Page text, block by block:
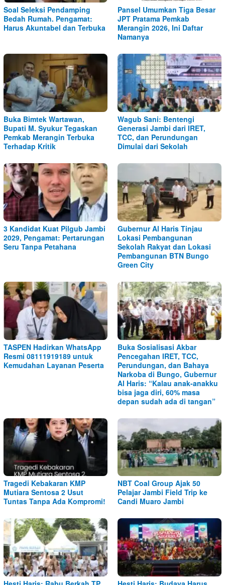
Soal Seleksi Pendamping
Bedah Rumah. Pengamat:
Harus Akuntabel dan Terbuka
Pansel Umumkan Tiga Besar
JPT Pratama Pemkab
Merangin 2026, Ini Daftar
Namanya
Buka Bimtek Wartawan,
Bupati M. Syukur Tegaskan
Pemkab Merangin Terbuka
Terhadap Kritik
Wagub Sani: Bentengi
Generasi Jambi dari IRET,
TCC, dan Perundungan
Dimulai dari Sekolah
3 Kandidat Kuat Pilgub Jambi
2029, Pengamat: Pertarungan
Seru Tanpa Petahana
Gubernur Al Haris Tinjau
Lokasi Pembangunan
Sekolah Rakyat dan Lokasi
Pembangunan BTN Bungo
Green City
TASPEN Hadirkan WhatsApp
Resmi 08111919189 untuk
Kemudahan Layanan Peserta
Buka Sosialisasi Akbar
Pencegahan IRET, TCC,
Perundungan, dan Bahaya
Narkoba di Bungo, Gubernur
Al Haris: “Kalau anak-anakku
bisa jaga diri, 60% masa
depan sudah ada di tangan”
Tragedi Kebakaran KMP
Mutiara Sentosa 2 Usut
Tuntas Tanpa Ada Kompromi!
NBT Coal Group Ajak 50
Pelajar Jambi Field Trip ke
Candi Muaro Jambi